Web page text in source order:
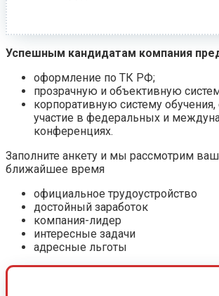
Успешным кандидатам компания
оформление по ТК РФ;
прозрачную и объективную
корпоративную систему
участие в федеральных и
конференциях.
Заполните анкету и мы рассмотрим
ближайшее время
официальное трудоустройство
достойный заработок
компания-лидер
интересные задачи
адресные льготы